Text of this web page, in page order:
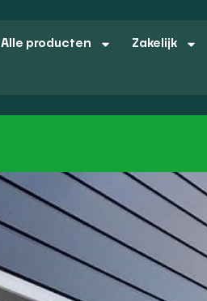
Alle producten Zakelijk